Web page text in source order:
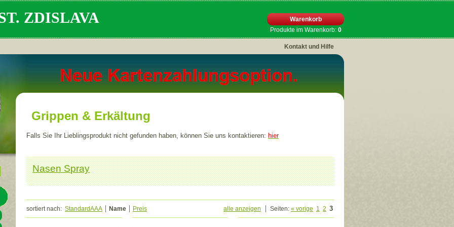
Warenkorb
Produkte im Warenkorb: 0
ZDISLAVA
Kontakt und Hilfe
Grippen & Erkältung
Falls Sie Ihr Lieblingsprodukt nicht gefunden haben, können Sie uns kontaktieren: hier
Nasen Spray
sortiert nach: StandardAAA Name Preis alle anzeigen Seiten: « vorige 1 2 3